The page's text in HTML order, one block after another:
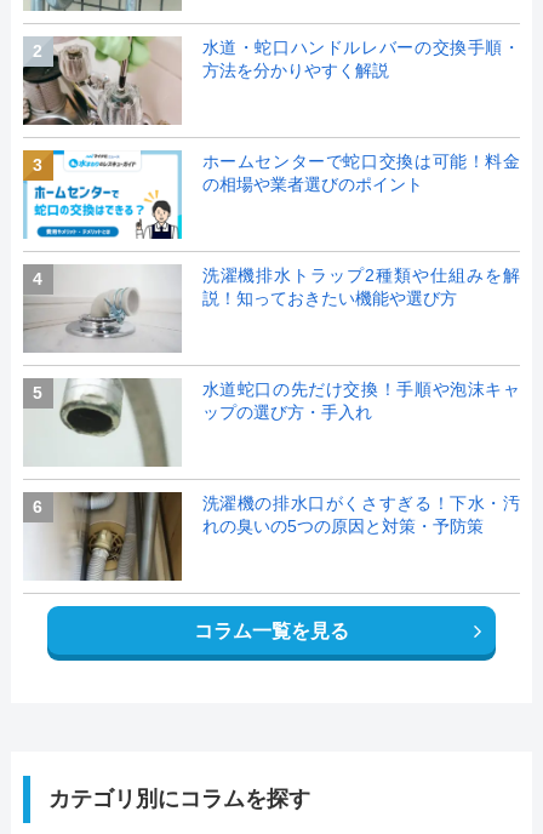
2
水道・蛇口ハンドルレバーの交換手順・
方法を分かりやすく解説
3
ホームセンターで蛇口交換は可能！料金
の相場や業者選びのポイント
4
洗濯機排水トラップ2種類や仕組みを解
説！知っておきたい機能や選び方
5
水道蛇口の先だけ交換！手順や泡沫キャ
ップの選び方・手入れ
6
洗濯機の排水口がくさすぎる！下水・汚
れの臭いの5つの原因と対策・予防策
コラム一覧を見る
カテゴリ別にコラムを探す